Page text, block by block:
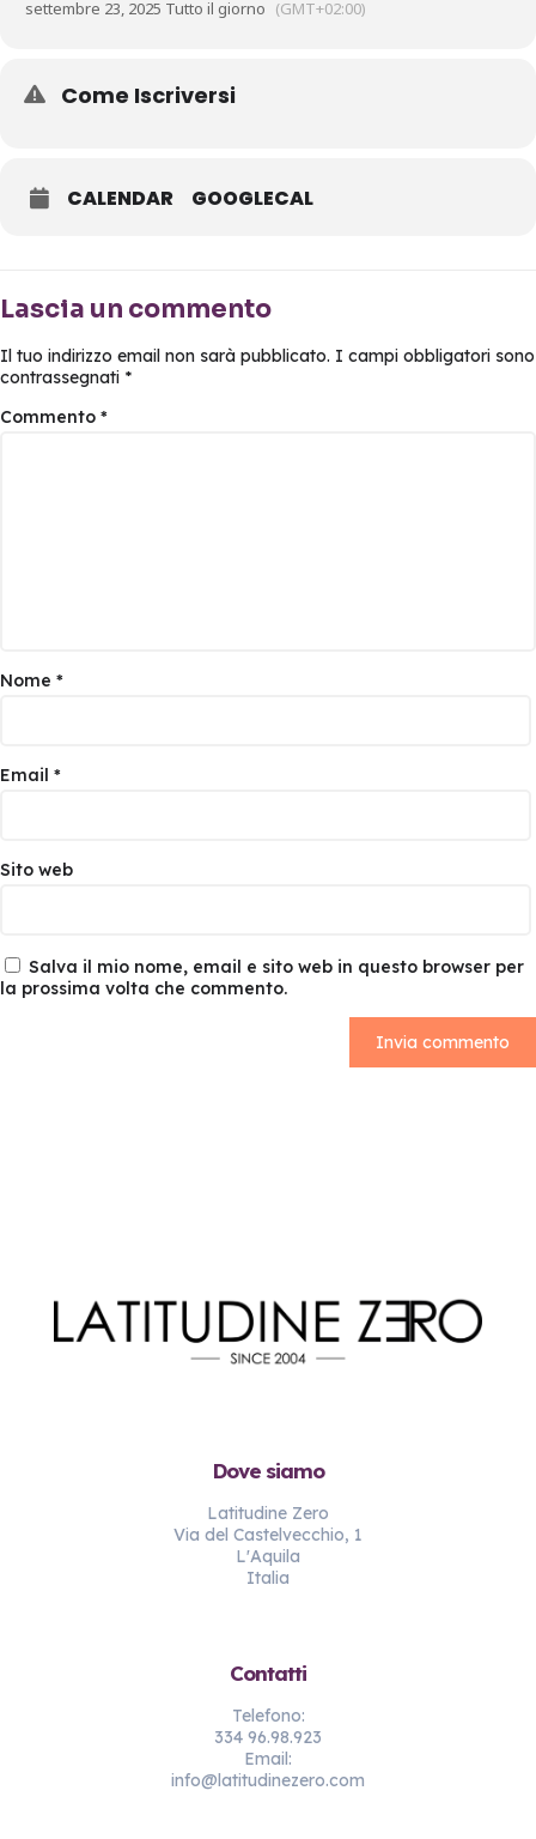
settembre 23, 2025 Tutto il giorno (GMT+02:00)
Come Iscriversi
CALENDAR GOOGLECAL
Lascia un commento
Il tuo indirizzo email non sarà pubblicato. I campi obbligatori sono
contrassegnati *
Commento *
Nome *
Email *
Sito web
Salva il mio nome, email e sito web in questo browser per
la prossima volta che commento.
Dove siamo
Latitudine Zero
Via del Castelvecchio, 1
L'Aquila
Italia
Contatti
Telefono:
334 96.98.923
Email:
info@latitudinezero.com